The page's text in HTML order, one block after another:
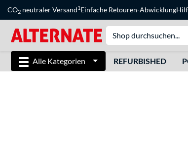
CO2 neutraler Versand1Einfache Retouren-Abwicklung
Alle Kategorien REFURBISHED